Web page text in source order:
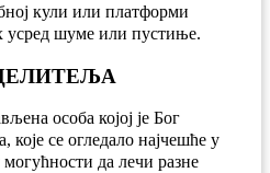
кули или платформи
усред шуме или пустиње.
особа којој је Бог
које се огледало најчешће у
да лечи разне